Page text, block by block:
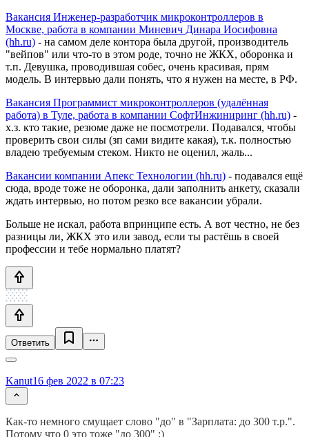
Вакансия Инженер-разработчик микроконтроллеров в
Москве, работа в компании Миневич Динара Иосифовна
(hh.ru) - на самом деле контора была другой, производитель
"вейпов" или что-то в этом роде, точно не ЖКХ, оборонка и
т.п. Девушка, проводившая собес, очень красивая, прям
модель. В интервью дали понять, что я нужен на месте, в РФ.
Вакансия Программист микроконтроллеров (удалённая
работа) в Туле, работа в компании СофтИнжиниринг (hh.ru) -
х.з. кто такие, резюме даже не посмотрели. Подавался, чтобы
проверить свои силы (зп сами видите какая), т.к. полностью
владею требуемым стеком. Никто не оценил, жаль...
Вакансии компании Апекс Технологии (hh.ru) - подавался ещё
сюда, вроде тоже не оборонка, дали заполнить анкету, сказали
ждать интервью, но потом резко все вакансии убрали.
Больше не искал, работа впринципе есть. А вот честно, не без
разницы ли, ЖКХ это или завод, если ты растёшь в своей
профессии и тебе нормально платят?
Ответить
Kanut16 фев 2022 в 07:23
Как-то немного смущает слово "до" в "Зарплата: до 300 т.р.".
Потому что 0 это тоже "до 300" :)